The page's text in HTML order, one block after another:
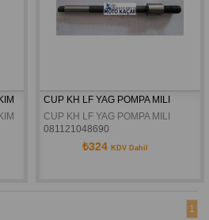
CUP KH LF YAG POMPA MILI
CUP KH LF YAG POMPA MILI
081121048690
₺324 KDV Dahil
1